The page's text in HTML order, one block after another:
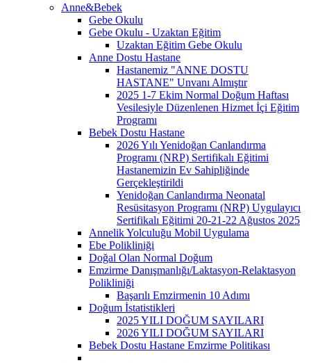
Anne&Bebek
Gebe Okulu
Gebe Okulu - Uzaktan Eğitim
Uzaktan Eğitim Gebe Okulu
Anne Dostu Hastane
Hastanemiz "ANNE DOSTU
HASTANE" Unvanı Almıştır
2025 1-7 Ekim Normal Doğum Haftası
Vesilesiyle Düzenlenen Hizmet İçi Eğitim
Programı
Bebek Dostu Hastane
2026 Yılı Yenidoğan Canlandırma
Programı (NRP) Sertifikalı Eğitimi
Hastanemizin Ev Sahipliğinde
Gerçekleştirildi
Yenidoğan Canlandırma Neonatal
Resüsitasyon Programı (NRP) Uygulayıcı
Sertifikalı Eğitimi 20-21-22 Ağustos 2025
Annelik Yolculuğu Mobil Uygulama
Ebe Polikliniği
Doğal Olan Normal Doğum
Emzirme Danışmanlığı/Laktasyon-Relaktasyon
Polikliniği
Başarılı Emzirmenin 10 Adımı
Doğum İstatistikleri
2025 YILI DOĞUM SAYILARI
2026 YILI DOĞUM SAYILARI
Bebek Dostu Hastane Emzirme Politikası